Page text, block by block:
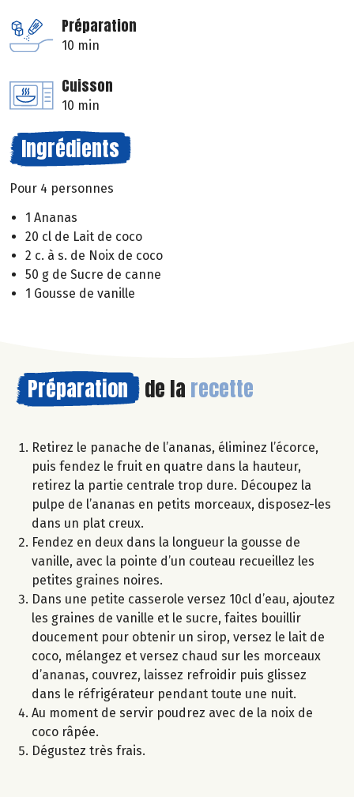
Préparation
10 min
Cuisson
10 min
Ingrédients
Pour 4 personnes
1 Ananas
20 cl de Lait de coco
2 c. à s. de Noix de coco
50 g de Sucre de canne
1 Gousse de vanille
Préparation de la recette
Retirez le panache de l’ananas, éliminez l’écorce,
puis fendez le fruit en quatre dans la hauteur,
retirez la partie centrale trop dure. Découpez la
pulpe de l’ananas en petits morceaux, disposez-les
dans un plat creux.
Fendez en deux dans la longueur la gousse de
vanille, avec la pointe d’un couteau recueillez les
petites graines noires.
Dans une petite casserole versez 10cl d’eau, ajoutez
les graines de vanille et le sucre, faites bouillir
doucement pour obtenir un sirop, versez le lait de
coco, mélangez et versez chaud sur les morceaux
d’ananas, couvrez, laissez refroidir puis glissez
dans le réfrigérateur pendant toute une nuit.
Au moment de servir poudrez avec de la noix de
coco râpée.
Dégustez très frais.